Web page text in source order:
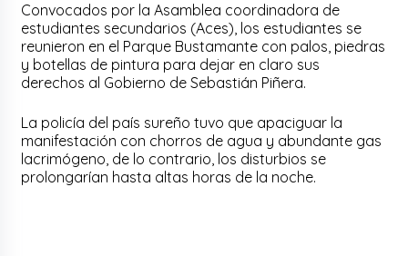
Convocados por la Asamblea coordinadora de
estudiantes secundarios (Aces), los estudiantes se
reunieron en el Parque Bustamante con palos, piedras
y botellas de pintura para dejar en claro sus
derechos al Gobierno de Sebastián Piñera.
La policía del país sureño tuvo que apaciguar la
manifestación con chorros de agua y abundante gas
lacrimógeno, de lo contrario, los disturbios se
prolongarían hasta altas horas de la noche.